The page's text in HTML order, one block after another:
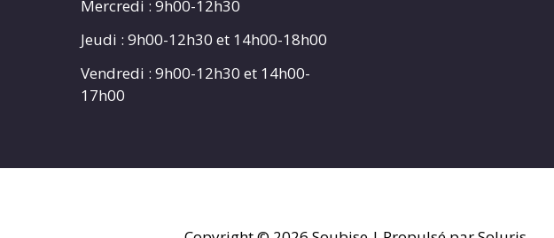
Mercredi : 9h00-12h30
Jeudi : 9h00-12h30 et 14h00-18h00
Vendredi : 9h00-12h30 et 14h00-
17h00